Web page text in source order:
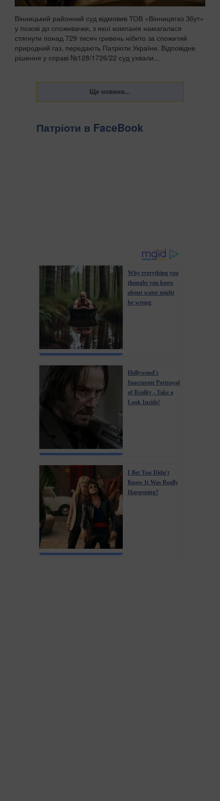
Вінницький районний суд відмовив ТОВ «Вінницягаз Збут»
у позові до споживачки, з якої компанія намагалася
стягнути понад 729 тисяч гривень нібито за спожитий
природний газ, передають Патріоти України. Відповідне
рішення у справі №128/1726/22 суд ухвали...
Патріоти в FaceBook
Why everything you
thought you knew
about water might
be wrong
Hollywood's
Inaccurate Portrayal
of Reality - Take a
Look Inside!
I Bet You Didn't
Know It Was Really
Happening?